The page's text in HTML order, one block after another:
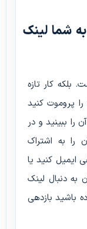
شما لینک
بلکه کار تازه
پروموت کنید
را ببینید و در
به اشتراک
ایمیل کنید یا
به دنبال لینک
باشید بازدهی